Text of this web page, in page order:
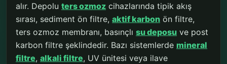
alır. Depolu ters ozmoz cihazlarında tipik akış
sırası, sediment ön filtre, aktif karbon ön filtre,
ters ozmoz membranı, basınçlı su deposu ve post
karbon filtre şeklindedir. Bazı sistemlerde mineral
filtre, alkali filtre, UV ünitesi veya ilave